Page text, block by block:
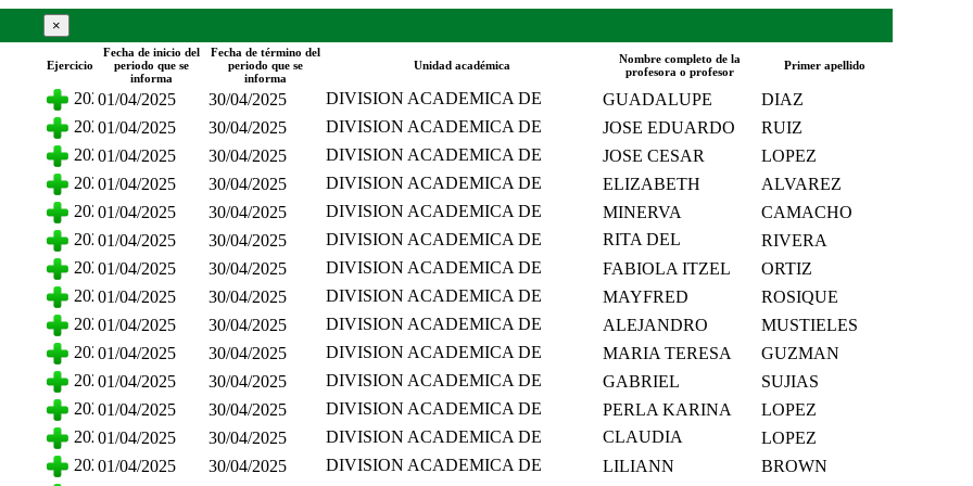
×
Ejercicio
Fecha de inicio del
periodo que se
informa
Fecha de término del
periodo que se
informa
Unidad académica
Nombre completo de la
profesora o profesor
Primer apellido
202501/04/2025 30/04/2025
DIVISION ACADEMICA DE
CIENCIAS ECONOMICO
ADMINISTRATIVAS
GUADALUPE
DIAZ
202501/04/2025 30/04/2025
DIVISION ACADEMICA DE
CIENCIAS ECONOMICO
ADMINISTRATIVAS
JOSE EDUARDO
RUIZ
202501/04/2025 30/04/2025
DIVISION ACADEMICA DE
CIENCIAS ECONOMICO
ADMINISTRATIVAS
JOSE CESAR
LOPEZ
202501/04/2025 30/04/2025
DIVISION ACADEMICA DE
CIENCIAS ECONOMICO
ADMINISTRATIVAS
ELIZABETH
ALVAREZ
202501/04/2025 30/04/2025
DIVISION ACADEMICA DE
CIENCIAS ECONOMICO
ADMINISTRATIVAS
MINERVA
CAMACHO
202501/04/2025 30/04/2025
DIVISION ACADEMICA DE
CIENCIAS ECONOMICO
ADMINISTRATIVAS
RITA DEL
CARMEN
RIVERA
202501/04/2025 30/04/2025
DIVISION ACADEMICA DE
CIENCIAS ECONOMICO
ADMINISTRATIVAS
FABIOLA ITZEL
ORTIZ
202501/04/2025 30/04/2025
DIVISION ACADEMICA DE
CIENCIAS ECONOMICO
ADMINISTRATIVAS
MAYFRED
ROSIQUE
202501/04/2025 30/04/2025
DIVISION ACADEMICA DE
CIENCIAS ECONOMICO
ADMINISTRATIVAS
ALEJANDRO
MUSTIELES
202501/04/2025 30/04/2025
DIVISION ACADEMICA DE
CIENCIAS ECONOMICO
ADMINISTRATIVAS
MARIA TERESA
GUZMAN
202501/04/2025 30/04/2025
DIVISION ACADEMICA DE
CIENCIAS ECONOMICO
ADMINISTRATIVAS
GABRIEL
SUJIAS
202501/04/2025 30/04/2025
DIVISION ACADEMICA DE
CIENCIAS ECONOMICO
ADMINISTRATIVAS
PERLA KARINA
LOPEZ
202501/04/2025 30/04/2025
DIVISION ACADEMICA DE
CIENCIAS ECONOMICO
ADMINISTRATIVAS
CLAUDIA
YOLANDA
LOPEZ
202501/04/2025 30/04/2025
DIVISION ACADEMICA DE
LILIANN
BROWN